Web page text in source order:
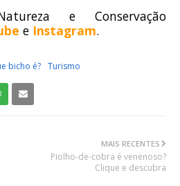
e Conservação
e Instagram.
bicho é? Turismo
MAIS RECENTES
Piolho-de-cobra é venenoso?
Clique e descubra